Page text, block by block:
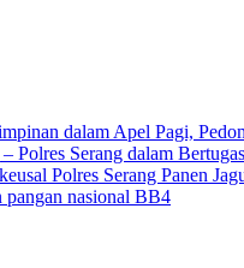
dalam Apel Pagi,
Polres Serang dalam
Polres Serang Panen
pangan nasional BB4